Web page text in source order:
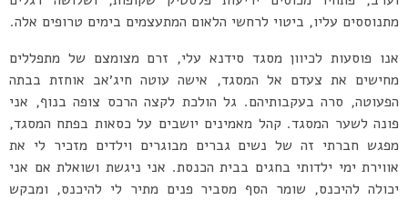
מתנוססים עליו, ביטוי לרחשי הלאום המתעצמים בימים טרופים אלה.
אנו פוסעות לכיוון מסגד סידנא עלי, זרם מצומצם של מתפללים
מחישים את צעדם אל המסגד, אישה עוטה חיג׳אב אוחזת בבתה
הפעוטה, סרה בעקבותיהם. גל הולכת לקצה הרכס צופה בנוף, אני
פונה לשער המסגד. קהל מאמינים יושבים על כסאות בפתח המסגד,
מפגש חברתי זה של נשים גברים מבוגרים וילדים מזכיר לי את
אווירת ימי ילדותי בחגים בבית הכנסת. אני ניגשת ושואלת אם אני
יכולה להיכנס, שומר הסף מסביר פנים מתיר לי להיכנס, ומבקש